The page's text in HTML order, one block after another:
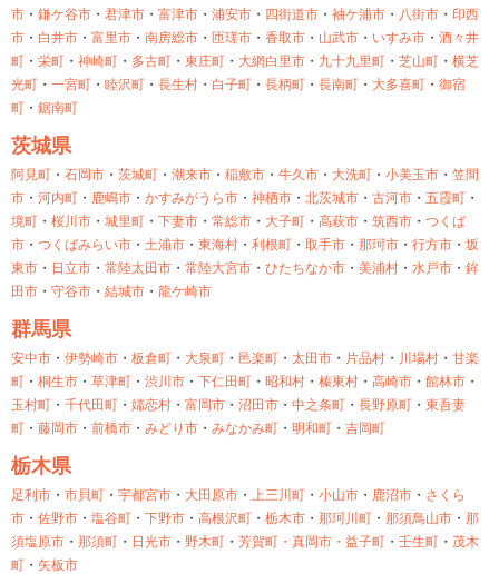
市 ・ 鎌ケ谷市 ・ 君津市 ・ 富津市 ・ 浦安市 ・ 四街道市 ・ 袖ケ浦市 ・ 八街市 ・ 印西
市 ・ 白井市 ・ 富里市 ・ 南房総市 ・ 匝瑳市 ・ 香取市 ・ 山武市 ・ いすみ市 ・ 酒々井
町 ・ 栄町 ・ 神崎町 ・ 多古町 ・ 東庄町 ・ 大網白里市 ・ 九十九里町 ・ 芝山町 ・ 横芝
光町 ・ 一宮町 ・ 睦沢町 ・ 長生村 ・ 白子町 ・ 長柄町 ・ 長南町 ・ 大多喜町 ・ 御宿
町 ・ 鋸南町
茨城県
阿見町 ・ 石岡市 ・ 茨城町 ・ 潮来市 ・ 稲敷市 ・ 牛久市 ・ 大洗町 ・ 小美玉市 ・ 笠間
市 ・ 河内町 ・ 鹿嶋市 ・ かすみがうら市 ・ 神栖市 ・ 北茨城市 ・ 古河市 ・ 五霞町 ・
境町 ・ 桜川市 ・ 城里町 ・ 下妻市 ・ 常総市 ・ 大子町 ・ 高萩市 ・ 筑西市 ・ つくば
市 ・ つくばみらい市 ・ 土浦市 ・ 東海村 ・ 利根町 ・ 取手市 ・ 那珂市 ・ 行方市 ・ 坂
東市 ・ 日立市 ・ 常陸太田市 ・ 常陸大宮市 ・ ひたちなか市 ・ 美浦村 ・ 水戸市 ・ 鉾
田市 ・ 守谷市 ・ 結城市 ・ 龍ケ崎市
群馬県
安中市 ・ 伊勢崎市 ・ 板倉町 ・ 大泉町 ・ 邑楽町 ・ 太田市 ・ 片品村 ・ 川場村 ・ 甘楽
町 ・ 桐生市 ・ 草津町 ・ 渋川市 ・ 下仁田町 ・ 昭和村 ・ 榛東村 ・ 高崎市 ・ 館林市 ・
玉村町 ・ 千代田町 ・ 嬬恋村 ・ 富岡市 ・ 沼田市 ・ 中之条町 ・ 長野原町 ・ 東吾妻
町 ・ 藤岡市 ・ 前橋市 ・ みどり市 ・ みなかみ町 ・ 明和町 ・ 吉岡町
栃木県
足利市 ・ 市貝町 ・ 宇都宮市 ・ 大田原市 ・ 上三川町 ・ 小山市 ・ 鹿沼市 ・ さくら
市 ・ 佐野市 ・ 塩谷町 ・ 下野市 ・ 高根沢町 ・ 栃木市 ・ 那珂川町 ・ 那須鳥山市 ・ 那
須塩原市 ・ 那須町 ・ 日光市 ・ 野木町 ・ 芳賀町・ 真岡市・ 益子町 ・ 壬生町 ・ 茂木
町 ・ 矢板市